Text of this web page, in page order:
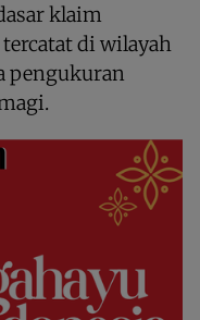
klaim
di wilayah
pengukuran